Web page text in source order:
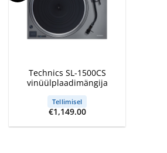
Technics SL-1500CS
vinüülplaadimängija
Tellimisel
€1,149.00